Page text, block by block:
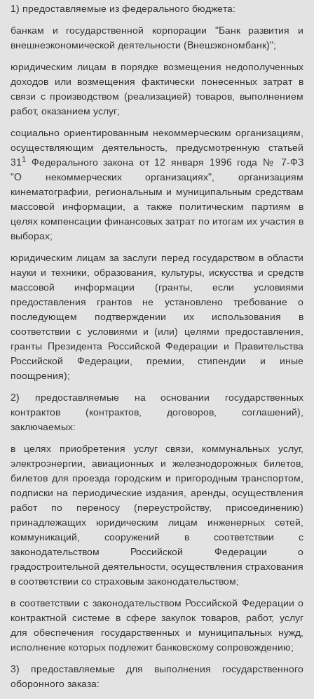
1) предоставляемые из федерального бюджета:
банкам и государственной корпорации "Банк развития и
внешнеэкономической деятельности (Внешэкономбанк)";
юридическим лицам в порядке возмещения недополученных
доходов или возмещения фактически понесенных затрат в
связи с производством (реализацией) товаров, выполнением
работ, оказанием услуг;
социально ориентированным некоммерческим организациям,
осуществляющим деятельность, предусмотренную статьей
311
Федерального закона от 12 января 1996 года № 7-ФЗ
"О некоммерческих организациях", организациям
кинематографии, региональным и муниципальным средствам
массовой информации, а также политическим партиям в
целях компенсации финансовых затрат по итогам их участия в
выборах;
юридическим лицам за заслуги перед государством в области
науки и техники, образования, культуры, искусства и средств
массовой информации (гранты, если условиями
предоставления грантов не установлено требование о
последующем подтверждении их использования в
соответствии с условиями и (или) целями предоставления,
гранты Президента Российской Федерации и Правительства
Российской Федерации, премии, стипендии и иные
поощрения);
2) предоставляемые на основании государственных
контрактов (контрактов, договоров, соглашений),
заключаемых:
в целях приобретения услуг связи, коммунальных услуг,
электроэнергии, авиационных и железнодорожных билетов,
билетов для проезда городским и пригородным транспортом,
подписки на периодические издания, аренды, осуществления
работ по переносу (переустройству, присоединению)
принадлежащих юридическим лицам инженерных сетей,
коммуникаций, сооружений в соответствии с
законодательством Российской Федерации о
градостроительной деятельности, осуществления страхования
в соответствии со страховым законодательством;
в соответствии с законодательством Российской Федерации о
контрактной системе в сфере закупок товаров, работ, услуг
для обеспечения государственных и муниципальных нужд,
исполнение которых подлежит банковскому сопровождению;
3) предоставляемые для выполнения государственного
оборонного заказа: